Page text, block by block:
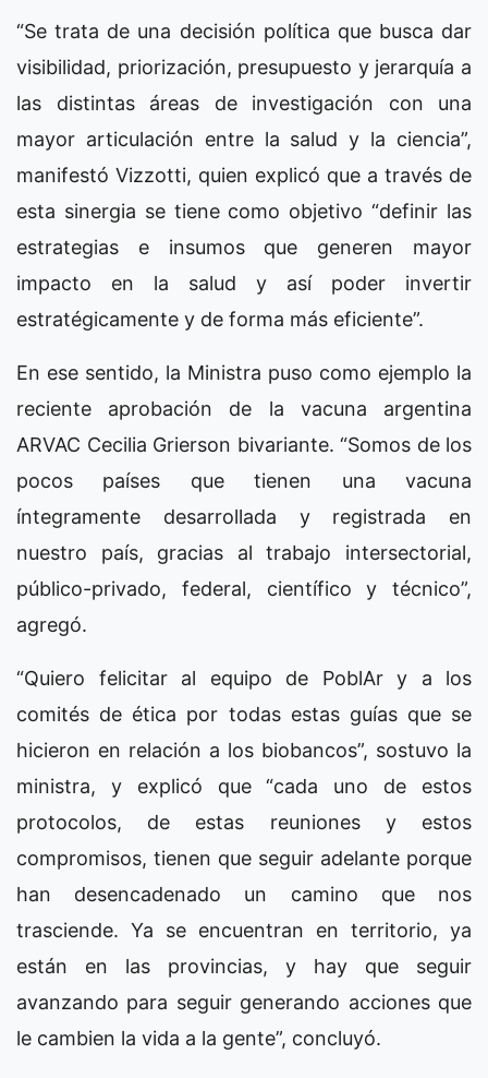
“Se trata de una decisión política que busca dar
visibilidad, priorización, presupuesto y jerarquía a
las distintas áreas de investigación con una
mayor articulación entre la salud y la ciencia”,
manifestó Vizzotti, quien explicó que a través de
esta sinergia se tiene como objetivo “definir las
estrategias e insumos que generen mayor
impacto en la salud y así poder invertir
estratégicamente y de forma más eficiente”.
En ese sentido, la Ministra puso como ejemplo la
reciente aprobación de la vacuna argentina
ARVAC Cecilia Grierson bivariante. “Somos de los
pocos países que tienen una vacuna
íntegramente desarrollada y registrada en
nuestro país, gracias al trabajo intersectorial,
público-privado, federal, científico y técnico”,
agregó.
“Quiero felicitar al equipo de PoblAr y a los
comités de ética por todas estas guías que se
hicieron en relación a los biobancos”, sostuvo la
ministra, y explicó que “cada uno de estos
protocolos, de estas reuniones y estos
compromisos, tienen que seguir adelante porque
han desencadenado un camino que nos
trasciende. Ya se encuentran en territorio, ya
están en las provincias, y hay que seguir
avanzando para seguir generando acciones que
le cambien la vida a la gente”, concluyó.